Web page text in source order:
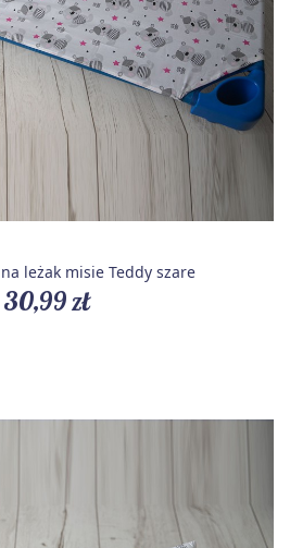
leżak misie Teddy szare
30,99 zł